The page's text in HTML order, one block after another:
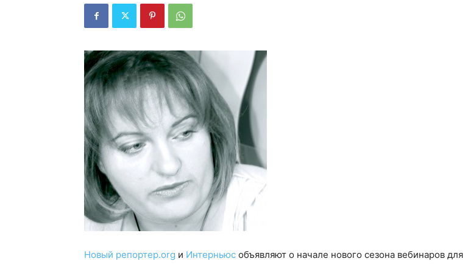
Новый репортер.org и Интерньюс объявляют о начале нового сезона вебинаров для